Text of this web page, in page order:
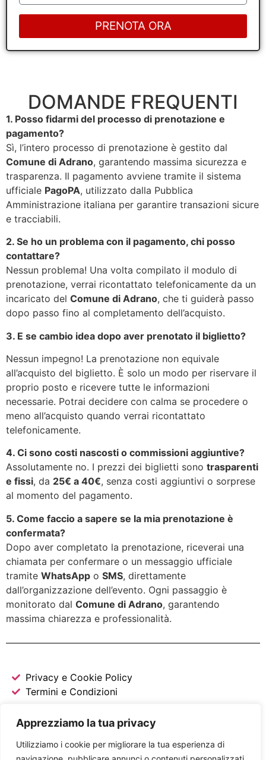
Apprezziamo la tua privacy
Utilizziamo i cookie per migliorare la tua esperienza di
PRENOTA ORA
DOMANDE FREQUENTI
1. Posso fidarmi del processo di prenotazione e
pagamento?
Sì, l’intero processo di prenotazione è gestito dal
Comune di Adrano, garantendo massima sicurezza e
trasparenza. Il pagamento avviene tramite il sistema
ufficiale PagoPA, utilizzato dalla Pubblica
Amministrazione italiana per garantire transazioni sicure
e tracciabili.
2. Se ho un problema con il pagamento, chi posso
contattare?
Nessun problema! Una volta compilato il modulo di
prenotazione, verrai ricontattato telefonicamente da un
incaricato del Comune di Adrano, che ti guiderà passo
dopo passo fino al completamento dell’acquisto.
3. E se cambio idea dopo aver prenotato il biglietto?
Nessun impegno! La prenotazione non equivale
all’acquisto del biglietto. È solo un modo per riservare il
proprio posto e ricevere tutte le informazioni
necessarie. Potrai decidere con calma se procedere o
meno all’acquisto quando verrai ricontattato
telefonicamente.
4. Ci sono costi nascosti o commissioni aggiuntive?
Assolutamente no. I prezzi dei biglietti sono trasparenti
e fissi, da 25€ a 40€, senza costi aggiuntivi o sorprese
al momento del pagamento.
5. Come faccio a sapere se la mia prenotazione è
confermata?
Dopo aver completato la prenotazione, riceverai una
chiamata per confermare o un messaggio ufficiale
tramite WhatsApp o SMS, direttamente
dall’organizzazione dell’evento. Ogni passaggio è
monitorato dal Comune di Adrano, garantendo
massima chiarezza e professionalità.
Privacy e Cookie Policy
Termini e Condizioni
Comune di Adrano
Via Aurelio Spampinato, 28
Codice fiscale: 80001490871